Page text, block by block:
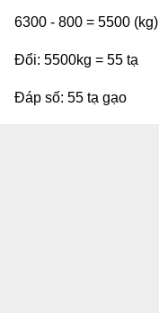
6300 - 800 = 5500 (kg)
Đổi: 5500kg = 55 tạ
Đáp số: 55 tạ gạo